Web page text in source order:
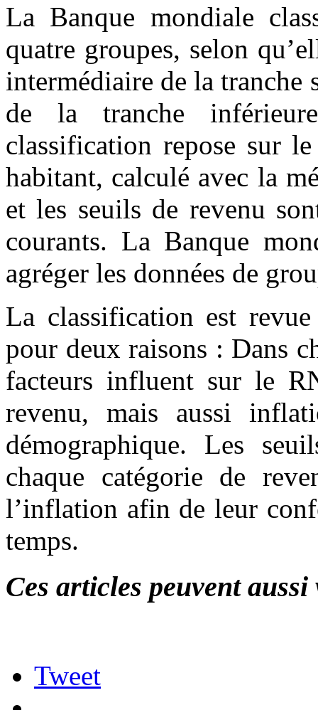
La Banque mondiale
quatre groupes, selon
intermédiaire de la tranche
de la tranche
classification repose sur
habitant, calculé avec la
et les seuils de revenu
courants. La Banque
agréger les données de
La classification est
pour deux raisons : Dans
facteurs influent sur le
revenu, mais aussi
démographique. Les
chaque catégorie de
l’inflation afin de leur
temps.
Ces articles peuvent
Tweet